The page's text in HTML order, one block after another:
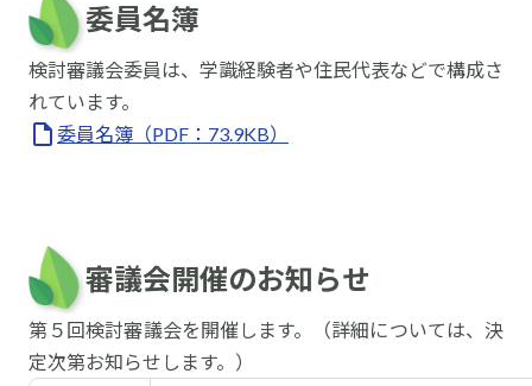
委員名簿
検討審議会委員は、学識経験者や住民代表などで構成さ
れています。
委員名簿（PDF：73.9KB）
審議会開催のお知らせ
第５回検討審議会を開催します。（詳細については、決
定次第お知らせします。）